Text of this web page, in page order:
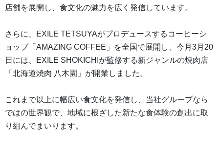
店舗を展開し、食文化の魅力を広く発信しています。
さらに、EXILE TETSUYAがプロデュースするコーヒーシ
ョップ「AMAZING COFFEE」を全国で展開し、今月3月20
日には、EXILE SHOKICHIが監修する新ジャンルの焼肉店
「北海道焼肉 八木園」が開業しました。
これまで以上に幅広い食文化を発信し、当社グループなら
ではの世界観で、地域に根ざした新たな食体験の創出に取
り組んでまいります。